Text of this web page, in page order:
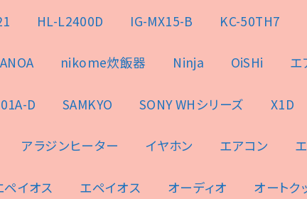
HL-L2400D IG-MX15-B KC-50TH7
nikome炊飯器 Ninja OiSHi エ
D SAMKYO SONY WHシリーズ X1D
アラジンヒーター イヤホン エアコン
ペイオス エペイオス オーディオ オートク